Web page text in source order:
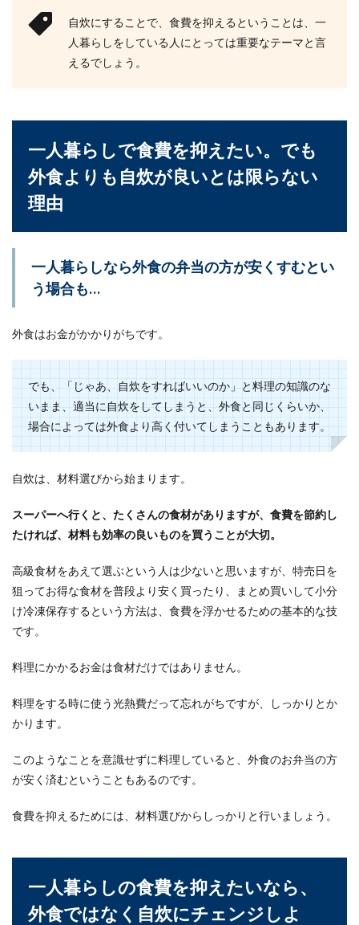
しくペンを持ちましょう
ペンの持ち方にクセがあり、ペンだこが当たって
自炊にすることで、食費を抑えるということは、一
人暮らしをしている人にとっては重要なテーマと言
えるでしょう。
一人暮らしで食費を抑えたい。でも
外食よりも自炊が良いとは限らない
理由
一人暮らしなら外食の弁当の方が安くすむとい
う場合も…
外食はお金がかかりがちです。
でも、「じゃあ、自炊をすればいいのか」と料理の知識のな
いまま、適当に自炊をしてしまうと、外食と同じくらいか、
場合によっては外食より高く付いてしまうこともあります。
自炊は、材料選びから始まります。
スーパーへ行くと、たくさんの食材がありますが、食費を節約し
たければ、材料も効率の良いものを買うことが大切。
高級食材をあえて選ぶという人は少ないと思いますが、特売日を
狙ってお得な食材を普段より安く買ったり、まとめ買いして小分
け冷凍保存するという方法は、食費を浮かせるための基本的な技
です。
料理にかかるお金は食材だけではありません。
料理をする時に使う光熱費だって忘れがちですが、しっかりとか
かります。
このようなことを意識せずに料理していると、外食のお弁当の方
が安く済むということもあるのです。
食費を抑えるためには、材料選びからしっかりと行いましょう。
一人暮らしの食費を抑えたいなら、
外食ではなく自炊にチェンジしよ